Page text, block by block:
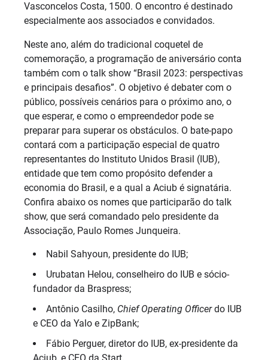
Vasconcelos Costa, 1500. O encontro é destinado
especialmente aos associados e convidados.
Neste ano, além do tradicional coquetel de
comemoração, a programação de aniversário conta
também com o talk show “Brasil 2023: perspectivas
e principais desafios”. O objetivo é debater com o
público, possíveis cenários para o próximo ano, o
que esperar, e como o empreendedor pode se
preparar para superar os obstáculos. O bate-papo
contará com a participação especial de quatro
representantes do Instituto Unidos Brasil (IUB),
entidade que tem como propósito defender a
economia do Brasil, e a qual a Aciub é signatária.
Confira abaixo os nomes que participarão do talk
show, que será comandado pelo presidente da
Associação, Paulo Romes Junqueira.
Nabil Sahyoun, presidente do IUB;
Urubatan Helou, conselheiro do IUB e sócio-
fundador da Braspress;
Antônio Casilho, Chief Operating Officerdo IUB
e CEO da Yalo e ZipBank;
Fábio Perguer, diretor do IUB, ex-presidente da